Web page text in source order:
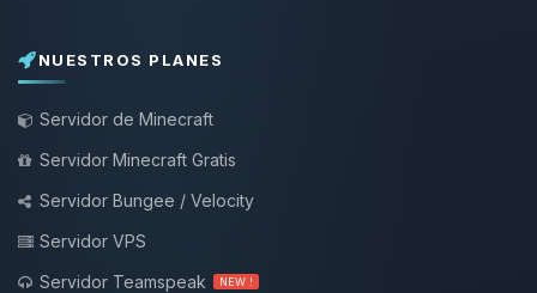
NUESTROS PLANES
Servidor de Minecraft
Servidor Minecraft Gratis
Servidor Bungee / Velocity
Servidor VPS
Servidor Teamspeak
NEW !